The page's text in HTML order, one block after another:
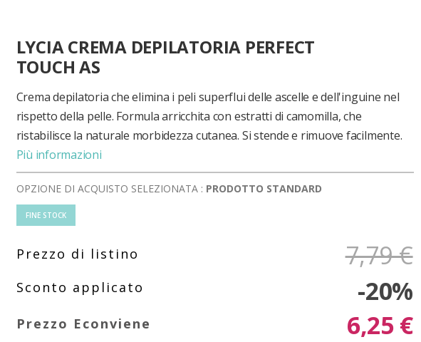
LYCIA CREMA DEPILATORIA PERFECT
TOUCH AS
Crema depilatoria che elimina i peli superflui delle ascelle e dell'inguine nel
rispetto della pelle. Formula arricchita con estratti di camomilla, che
ristabilisce la naturale morbidezza cutanea. Si stende e rimuove facilmente.
Più informazioni
OPZIONE DI ACQUISTO SELEZIONATA : PRODOTTO STANDARD
FINE STOCK
7,79 €
-20%
6,25 €